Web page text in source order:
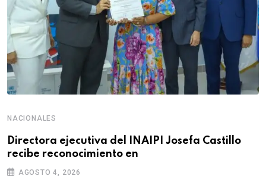
NACIONALES
Directora ejecutiva del INAIPI Josefa Castillo
recibe reconocimiento en
AGOSTO 4, 2026